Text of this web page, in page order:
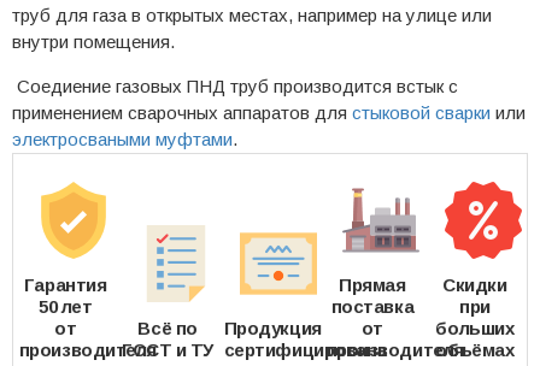
труб для газа в открытых местах, например на улице или
внутри помещения.
Соедиение газовых ПНД труб производится встык с
применением сварочных аппаратов для стыковой сварки или
электросваными муфтами.
Гарантия
50 лет
от
производителя
Всё по
ГОСТ и ТУ
Продукция
сертифицирована
Прямая
поставка
от
производителя
Скидки
при
больших
объёмах